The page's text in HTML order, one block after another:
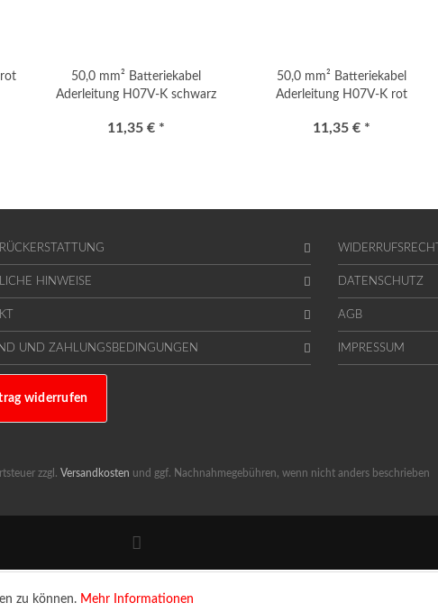
50,0 mm² Batteriekabel
Aderleitung H07V-K schwarz
11,35 € *
50,0 mm² Batteriekabel
Aderleitung H07V-K rot
11,35 € *
HINWEISE
UND ZAHLUNGSBEDINGUNGEN
widerrufen
WIDERRUFSRECHT
DATENSCHUTZ
AGB
IMPRESSUM
zzgl. Versandkosten und ggf. Nachnahmegebühren, wenn nicht anders beschrieben
zu können. Mehr Informationen